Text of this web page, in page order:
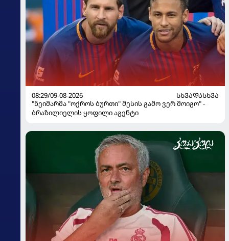
08:29/09-08-2026
ᲡᲮᲕᲐᲓᲐᲡᲮᲕᲐ
"ნეიმარმა "ოქროს ბურთი" მესის გამო ვერ მოიგო" -
ბრაზილიელის ყოფილი აგენტი